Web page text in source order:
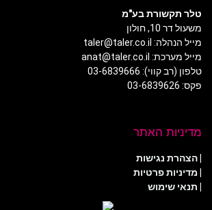
טלר תקשורת בע"מ
משעול דר 10, חולון
מייל הנהלה: taler@taler.co.il
מייל מערכת: anat@taler.co.il
טלפון (רב קווי): 03-6839666
פקס: 03-6839626
מדיניות האתר
הצהרת נגישות
מדיניות פרטיות
| תנאי שימוש